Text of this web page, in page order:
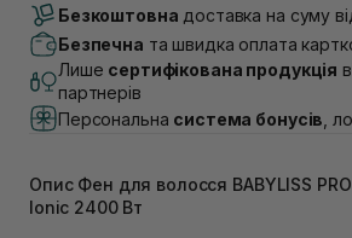
В наявності
Самовивіз м. Луцьк, вул.
В наявності
Самовивіз м. Львів, вул.
(Duck’s Lake)
Немає в наявності!
В наявності
Самовивіз м. Львів, вул. Степана
Безкоштовна доставка на суму
Безпечна та швидка оплата
Лише сертифікована продукція
партнерів
Персональна система бонусів ,
Опис Фен для волосся BABYLISS
Ionic 2400 Вт